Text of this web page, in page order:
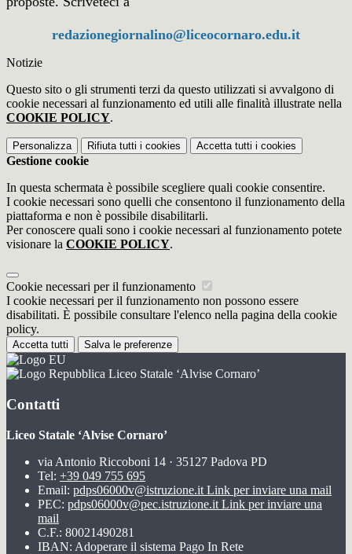
redazionegiornalino@liceocornaro.edu.it
Notizie
Questo sito o gli strumenti terzi da questo utilizzati si avvalgono di
cookie necessari al funzionamento ed utili alle finalità illustrate nella
COOKIE POLICY.
Personalizza Rifiuta tutti i cookies Accetta tutti i cookies
Gestione cookie
In questa schermata è possibile scegliere quali cookie consentire.
I cookie necessari sono quelli che consentono il funzionamento della
piattaforma e non è possibile disabilitarli.
Per conoscere quali sono i cookie necessari al funzionamento potete
visionare la COOKIE POLICY.
Cookie necessari per il funzionamento
I cookie necessari per il funzionamento non possono essere
disabilitati. È possibile consultare l'elenco nella pagina della cookie
policy.
Accetta tutti Salva le preferenze
Liceo Statale ‘Alvise Cornaro’
Contatti
Liceo Statale ‘Alvise Cornaro’
via Antonio Riccoboni 14 · 35127 Padova PD
Tel: +39 049 755 695
Email: pdps06000v@istruzione.it Link per inviare una mail
PEC: pdps06000v@pec.istruzione.it Link per inviare una
mail
C.F.: 80021490281
IBAN: Adoperare il sistema Pago In Rete